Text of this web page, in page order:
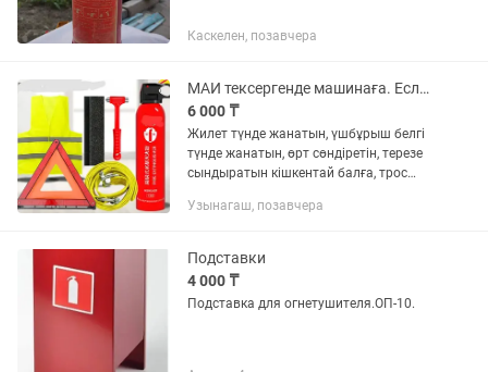
Каскелен, позавчера
МАИ тексергенде машинаға. Если ГАИ проверят Жилет
6 000 ₸
Жилет түнде жанатын, үшбұрыш белгі
түнде жанатын, өрт сөндіретін, терезе
сындыратын кішкентай балға, трос
Жилет сверкающий ночью,
Узынагаш, позавчера
Подставки
4 000 ₸
Подставка для огнетушителя.ОП-10.